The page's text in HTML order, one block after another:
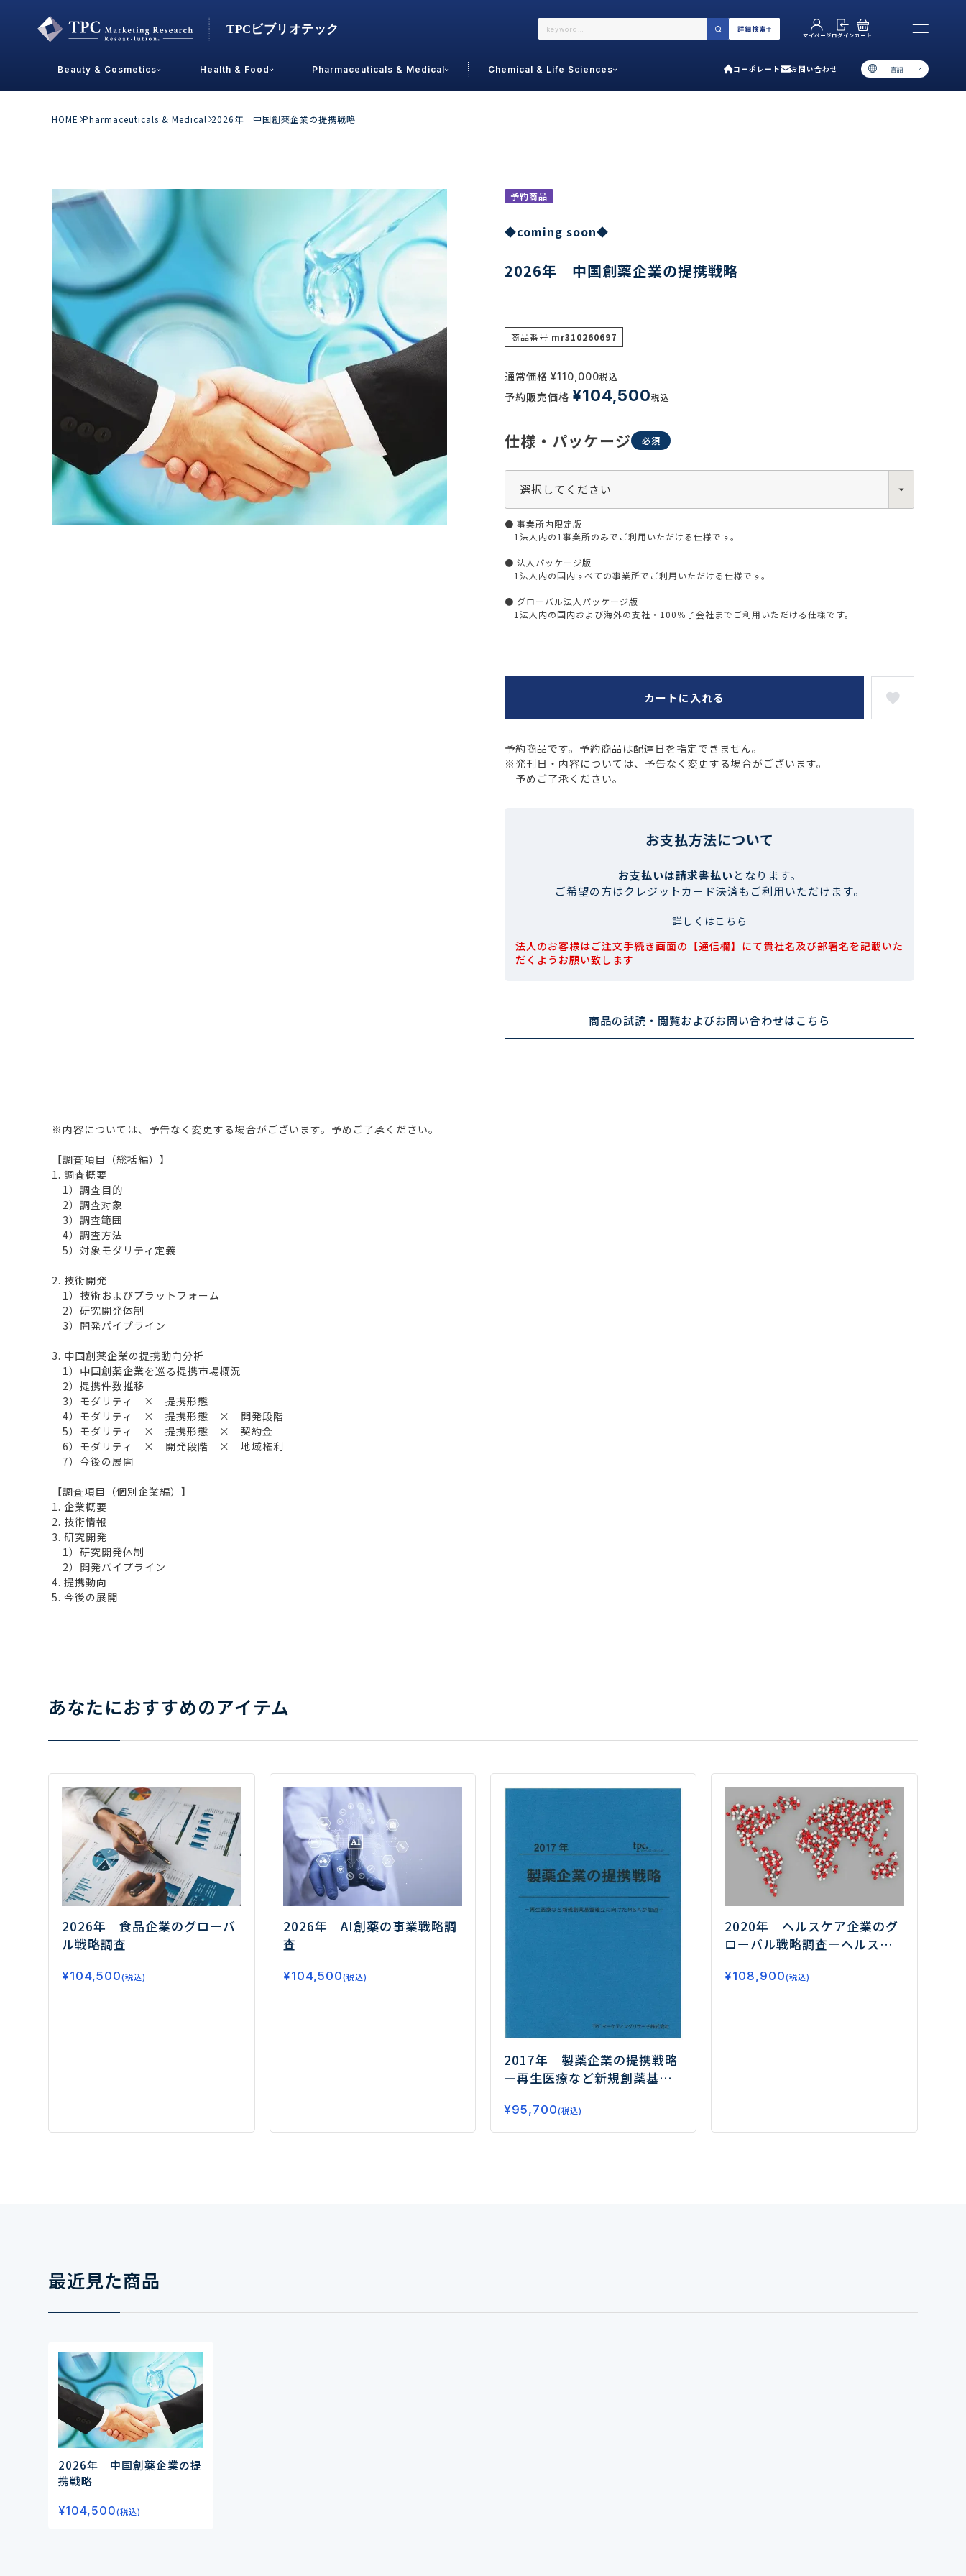
詳細検索
マイページログインカート
Beauty & Cosmetics Health & Food Pharmaceuticals & Medical Chemical & Life Sciences コーポレート お問い合わせ 言語
業界で選ぶ カテゴリで選ぶ
Contact Us
Beauty & Cosmetics
スキンケア
メイクアップ
敏感肌・アトピー
R&D
OEM
原料・素材
通販
美容室・サロン
Health & Food
加工食品
食品添加物
サプリ
美容
女性・フェムケア
オーラル
生活習慣
介護
機能性原料・素材
その他
Pharmaceuticals & Medical
モダリティ
呼吸器・免疫
骨・関節
循環器・代謝
泌尿器・婦人
デジタル・Dtx
その他
Chemical & Life Sciences
ファイン・スペシャリティ・原料
プラスチック・容器・包装材
農薬・農業資材
電子材料
自動車
ライフサイエンス
CDMO
戦略
海外
調査の種類から探す
よくあるご質問
〒550-0013
TEL 06-6538-5358（代表）
HOME Pharmaceuticals & Medical 2026年 中国創薬企業の提携戦略
予約商品
◆coming soon◆
2026年 中国創薬企業の提携戦略
商品番号 mr310260697
通常価格 ¥110,000税込
予約販売価格 ¥104,500税込
仕様・パッケージ
● 事業所内限定版
1法人内の1事業所のみでご利用いただける仕様です。
● 法人パッケージ版
1法人内の国内すべての事業所でご利用いただける仕様です。
● グローバル法人パッケージ版
1法人内の国内および海外の支社・100％子会社までご利用いただける仕様です。
カートに入れる
予約商品です。予約商品は配達日を指定できません。
※発刊日・内容については、予告なく変更する場合がございます。
予めご了承ください。
お支払方法について
お支払いは請求書払いとなります。
ご希望の方はクレジットカード決済もご利用いただけます。
詳しくはこちら
法人のお客様はご注文手続き画面の【通信欄】にて貴社名及び部署名を記載いた
だくようお願い致します
商品の試読・閲覧およびお問い合わせはこちら
※内容については、予告なく変更する場合がございます。予めご了承ください。
【調査項目（総括編）】
1. 調査概要
1）調査目的
2）調査対象
3）調査範囲
4）調査方法
5）対象モダリティ定義
2. 技術開発
1）技術およびプラットフォーム
2）研究開発体制
3）開発パイプライン
3. 中国創薬企業の提携動向分析
1）中国創薬企業を巡る提携市場概況
2）提携件数推移
3）モダリティ × 提携形態
4）モダリティ × 提携形態 × 開発段階
5）モダリティ × 提携形態 × 契約金
6）モダリティ × 開発段階 × 地域権利
7）今後の展開
【調査項目（個別企業編）】
1. 企業概要
2. 技術情報
3. 研究開発
1）研究開発体制
2）開発パイプライン
4. 提携動向
5. 今後の展開
あなたにおすすめのアイテム
2026年 食品企業のグローバ
ル戦略調査
¥104,500(税込)
2026年 AI創薬の事業戦略調
査
¥104,500(税込)
2017年 製薬企業の提携戦略
―再生医療など新規創薬基盤
¥95,700(税込)
2020年 ヘルスケア企業のグ
ローバル戦略調査―ヘルスケ
分析―
¥108,900(税込)
最近見た商品
2026年 中国創薬企業の提
携戦略
¥104,500(税込)